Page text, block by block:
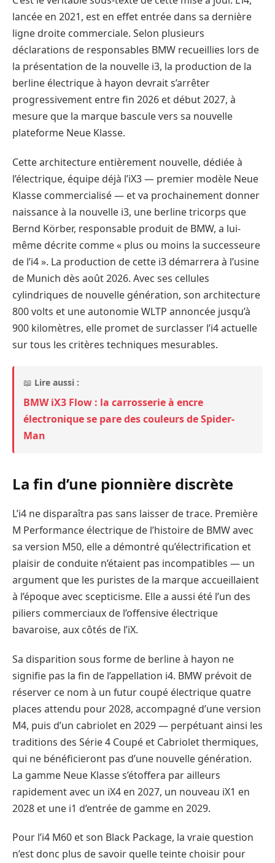
lancée en 2021, est en effet entrée dans sa dernière
ligne droite commerciale. Selon plusieurs
déclarations de responsables BMW recueillies lors de
la présentation de la nouvelle i3, la production de la
berline électrique à hayon devrait s’arrêter
progressivement entre fin 2026 et début 2027, à
mesure que la marque bascule vers sa nouvelle
plateforme Neue Klasse.
Cette architecture entièrement nouvelle, dédiée à
l’électrique, équipe déjà l’iX3 — premier modèle Neue
Klasse commercialisé — et va prochainement donner
naissance à la nouvelle i3, une berline tricorps que
Bernd Körber, responsable produit de BMW, a lui-
même décrite comme « plus ou moins la successeure
de l’i4 ». La production de cette i3 démarrera à l’usine
de Munich dès août 2026. Avec ses cellules
cylindriques de nouvelle génération, son architecture
800 volts et une autonomie WLTP annoncée jusqu’à
900 kilomètres, elle promet de surclasser l’i4 actuelle
sur tous les critères techniques mesurables.
📖 Lire aussi :
BMW iX3 Flow : la carrosserie à encre
électronique se pare des couleurs de Spider-
Man
La fin d’une pionnière discrète
L’i4 ne disparaîtra pas sans laisser de trace. Première
M Performance électrique de l’histoire de BMW avec
sa version M50, elle a démontré qu’électrification et
plaisir de conduite n’étaient pas incompatibles — un
argument que les puristes de la marque accueillaient
à l’époque avec scepticisme. Elle a aussi été l’un des
piliers commerciaux de l’offensive électrique
bavaroise, aux côtés de l’iX.
Sa disparition sous forme de berline à hayon ne
signifie pas la fin de l’appellation i4. BMW prévoit de
réserver ce nom à un futur coupé électrique quatre
places attendu pour 2028, accompagné d’une version
M4, puis d’un cabriolet en 2029 — perpétuant ainsi les
traditions des Série 4 Coupé et Cabriolet thermiques,
qui ne bénéficieront pas d’une nouvelle génération.
La gamme Neue Klasse s’étoffera par ailleurs
rapidement avec un iX4 en 2027, un nouveau iX1 en
2028 et une i1 d’entrée de gamme en 2029.
Pour l’i4 M60 et son Black Package, la vraie question
n’est donc plus de savoir quelle teinte choisir pour